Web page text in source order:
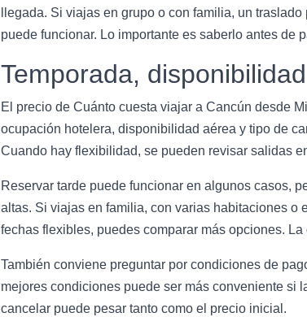
llegada. Si viajas en grupo o con familia, un
puede funcionar. Lo importante es saberlo antes de
Temporada,
El precio de Cuánto cuesta viajar a Cancún desde
ocupación hotelera, disponibilidad aérea y tipo de
Cuando hay flexibilidad, se pueden revisar salidas
Reservar tarde puede funcionar en algunos casos,
altas. Si viajas en familia, con varias habitaciones o
fechas flexibles, puedes comparar más opciones.
También conviene preguntar por condiciones de
mejores condiciones puede ser más conveniente si
cancelar puede pesar tanto como el precio inicial.